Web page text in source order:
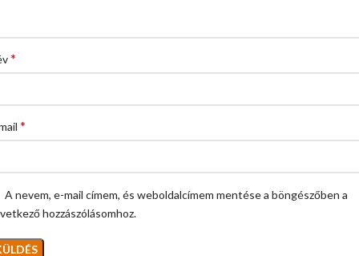
*
*
A nevem, e-mail címem, és weboldalcímem mentése a böngészőben a
hozzászólásomhoz.